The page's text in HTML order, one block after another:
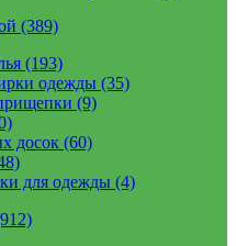
(389)
(193)
одежды (35)
(9)
досок (60)
для одежды (4)